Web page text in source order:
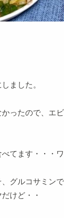
ました。
ったので、エ
てます・・・
グルコサミン
けど・・